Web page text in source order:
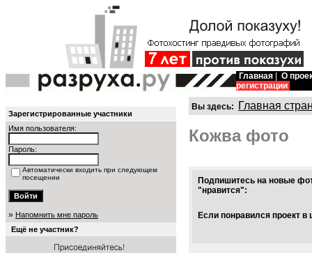
Главная
О
регистрации
Зарегистрированные участники
Имя пользователя:
Пароль:
Автоматически входить при следующем
посещении
» Напомнить мне пароль
Ещё не участник?
Вы здесь: Главная
Кожва фото
Подпишитесь на новые
"нравится":
Если понравился проект